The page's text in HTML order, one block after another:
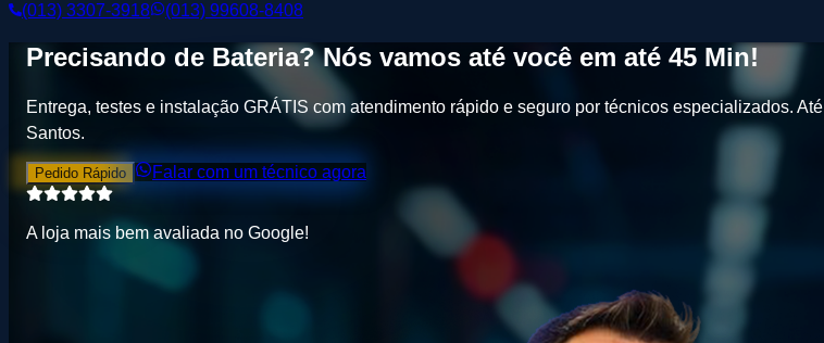
(013) 3307-3918
(013) 99608-8408
Precisando de Bateria? Nós vamos até você em até 45 Min!
Entrega, testes e instalação GRÁTIS com atendimento rápido e seguro por técnicos especializados. Até
Santos.
Pedido Rápido Falar com um técnico agora
A loja mais bem avaliada no Goog e!